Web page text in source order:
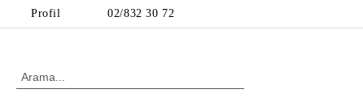
Profil 02/832 30 72